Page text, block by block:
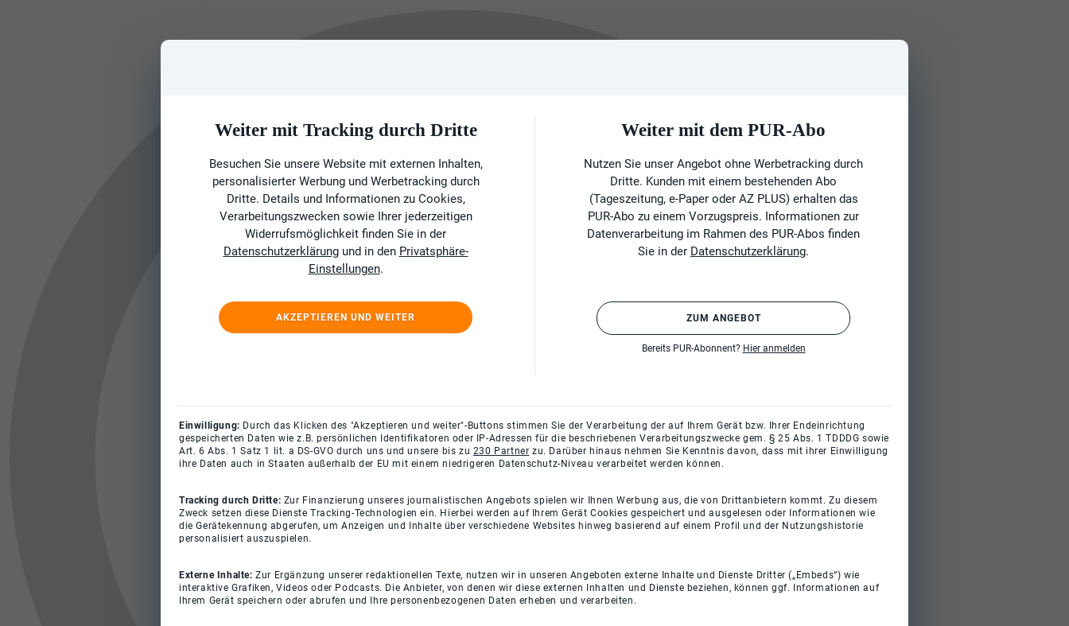
Weiter mit Tracking durch Dritte
Besuchen Sie unsere Website mit externen Inhalten,
personalisierter Werbung und Werbetracking durch
Dritte. Details und Informationen zu Cookies,
Verarbeitungszwecken sowie Ihrer jederzeitigen
Widerrufsmöglichkeit finden Sie in der
Datenschutzerklärungund in den Privatsphäre-
Einstellungen.
AKZEPTIEREN UND WEITER
Weiter mit dem PUR-Abo
Nutzen Sie unser Angebot ohne Werbetracking durch
Dritte. Kunden mit einem bestehenden Abo
(Tageszeitung, e-Paper oder AZ PLUS) erhalten das
PUR-Abo zu einem Vorzugspreis. Informationen zur
Datenverarbeitung im Rahmen des PUR-Abos finden
Sie in der Datenschutzerklärung.
ZUM ANGEBOT
Bereits PUR-Abonnent? Hier anmelden
Einwilligung: Durch das Klicken des "Akzeptieren und weiter"-Buttons stimmen Sie der Verarbeitung der auf Ihrem Gerät bzw. Ihrer Endeinrichtung
gespeicherten Daten wie z.B. persönlichen Identifikatoren oder IP-Adressen für die beschriebenen Verarbeitungszwecke gem. § 25 Abs. 1 TDDDG sowie
Art. 6 Abs. 1 Satz 1 lit. a DS-GVO durch uns und unsere bis zu 230 Partner zu. Darüber hinaus nehmen Sie Kenntnis davon, dass mit ihrer Einwilligung
ihre Daten auch in Staaten außerhalb der EU mit einem niedrigeren Datenschutz-Niveau verarbeitet werden können.
Tracking durch Dritte: Zur Finanzierung unseres journalistischen Angebots spielen wir Ihnen Werbung aus, die von Drittanbietern kommt. Zu diesem
Zweck setzen diese Dienste Tracking-Technologien ein. Hierbei werden auf Ihrem Gerät Cookies gespeichert und ausgelesen oder Informationen wie
die Gerätekennung abgerufen, um Anzeigen und Inhalte über verschiedene Websites hinweg basierend auf einem Profil und der Nutzungshistorie
personalisiert auszuspielen.
Externe Inhalte:Zur Ergänzung unserer redaktionellen Texte, nutzen wir in unseren Angeboten externe Inhalte und Dienste Dritter („Embeds“) wie
interaktive Grafiken, Videos oder Podcasts. Die Anbieter, von denen wir diese externen Inhalten und Dienste beziehen, können ggf. Informationen auf
Ihrem Gerät speichern oder abrufen und Ihre personenbezogenen Daten erheben und verarbeiten.